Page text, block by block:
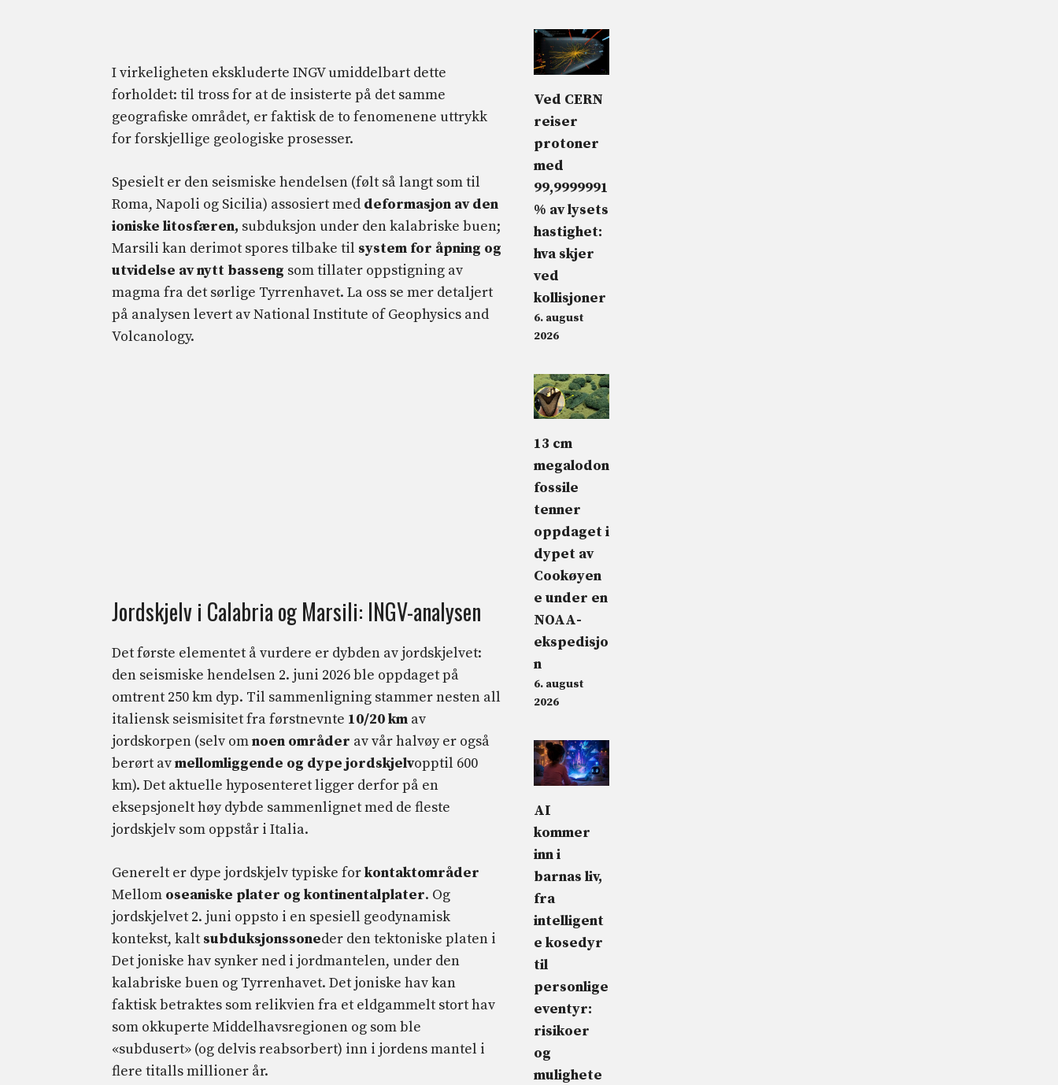
I virkeligheten ekskluderte INGV umiddelbart dette
forholdet: til tross for at de insisterte på det samme
geografiske området, er faktisk de to fenomenene uttrykk
for forskjellige geologiske prosesser.
Spesielt er den seismiske hendelsen (følt så langt som til
Roma, Napoli og Sicilia) assosiert med deformasjon av den
ioniske litosfæren, subduksjon under den kalabriske buen;
Marsili kan derimot spores tilbake til system for åpning og
utvidelse av nytt basseng som tillater oppstigning av
magma fra det sørlige Tyrrenhavet. La oss se mer detaljert
på analysen levert av National Institute of Geophysics and
Volcanology.
Jordskjelv i Calabria og Marsili: INGV-analysen
Det første elementet å vurdere er dybden av jordskjelvet:
den seismiske hendelsen 2. juni 2026 ble oppdaget på
omtrent 250 km dyp. Til sammenligning stammer nesten all
italiensk seismisitet fra førstnevnte 10/20 km av
jordskorpen (selv omnoen områder av vår halvøy er også
berørt avmellomliggende og dype jordskjelvopptil 600
km). Det aktuelle hyposenteret ligger derfor på en
eksepsjonelt høy dybde sammenlignet med de fleste
jordskjelv som oppstår i Italia.
Generelt er dype jordskjelv typiske forkontaktområder
Mellom oseaniske plater og kontinentalplater. Og
jordskjelvet 2. juni oppsto i en spesiell geodynamisk
kontekst, kalt subduksjonssoneder den tektoniske platen i
Det joniske hav synker ned i jordmantelen, under den
kalabriske buen og Tyrrenhavet. Det joniske hav kan
faktisk betraktes som relikvien fra et eldgammelt stort hav
som okkuperte Middelhavsregionen og som ble
«subdusert» (og delvis reabsorbert) inn i jordens mantel i
flere titalls millioner år.
Ved CERN
reiser
protoner
med
99,9999991
% av lysets
hastighet:
hva skjer
ved
kollisjoner
6. august
2026
13 cm
megalodon
fossile
tenner
oppdaget i
dypet av
Cookøyen
e under en
NOAA-
ekspedisjo
n
6. august
2026
AI
kommer
inn i
barnas liv,
fra
intelligent
e kosedyr
til
personlige
eventyr:
risikoer
og
mulighete